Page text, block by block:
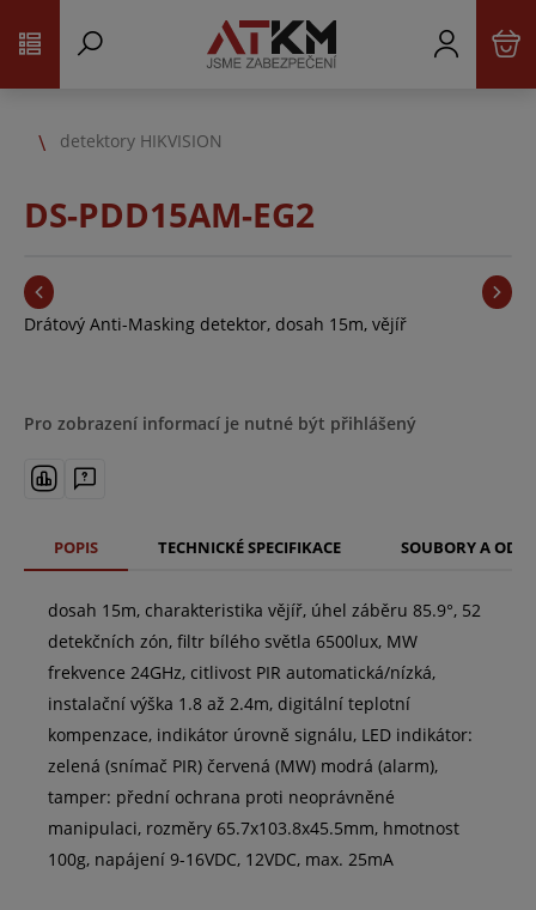
detektory HIKVISION
DS-PDD15AM-EG2
Drátový Anti-Masking detektor, dosah 15m, vějíř
Pro zobrazení informací je nutné být přihlášený
POPIS TECHNICKÉ SPECIFIKACE SOUBORY A
dosah 15m, charakteristika vějíř, úhel záběru 85.9°, 52
detekčních zón, filtr bílého světla 6500lux, MW
frekvence 24GHz, citlivost PIR automatická/nízká,
instalační výška 1.8 až 2.4m, digitální teplotní
kompenzace, indikátor úrovně signálu, LED indikátor:
zelená (snímač PIR) červená (MW) modrá (alarm),
tamper: přední ochrana proti neoprávněné
manipulaci, rozměry 65.7x103.8x45.5mm, hmotnost
100g, napájení 9-16VDC, 12VDC, max. 25mA